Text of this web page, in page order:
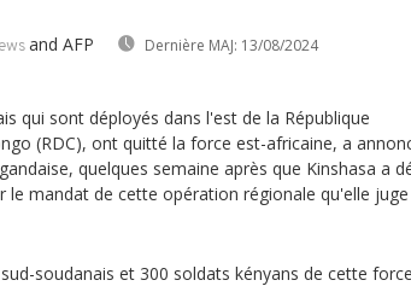
and AFP Dernière MAJ: 13/08/2024
qui sont déployés dans l'est de la République
(RDC), ont quitté la force est-africaine, a
quelques semaine après que Kinshasa a
le mandat de cette opération régionale qu'elle juge
soudanais et 300 soldats kényans de cette